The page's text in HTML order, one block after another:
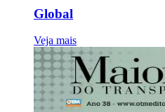
Global
Veja mais